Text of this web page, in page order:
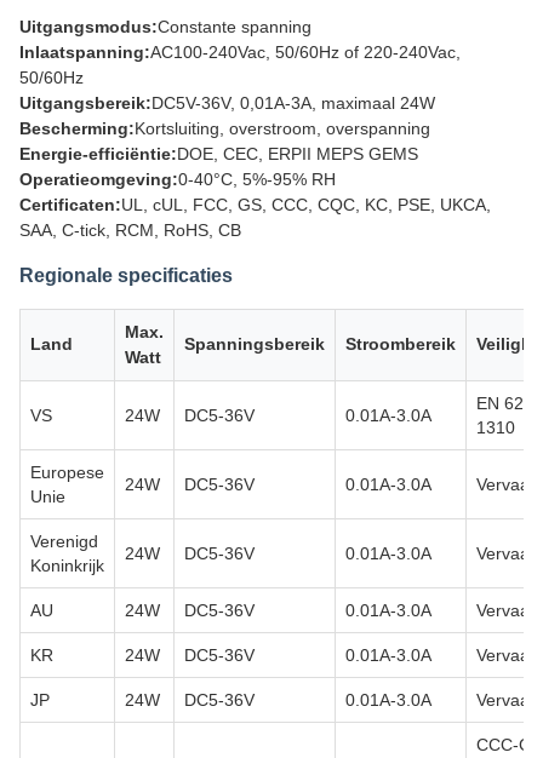
Uitgangsmodus:Constante spanning
Inlaatspanning:AC100-240Vac, 50/60Hz of 220-240Vac,
50/60Hz
Uitgangsbereik:DC5V-36V, 0,01A-3A, maximaal 24W
Bescherming:Kortsluiting, overstroom, overspanning
Energie-efficiëntie:DOE, CEC, ERPII MEPS GEMS
Operatieomgeving:0-40°C, 5%-95% RH
Certificaten:UL, cUL, FCC, GS, CCC, CQC, KC, PSE, UKCA,
SAA, C-tick, RCM, RoHS, CB
Regionale specificaties
Land
Max.
Watt
Spanningsbereik Stroombereik
VS 24W DC5-36V 0.01A-3.0A
EN
1310
Europese
Unie
24W DC5-36V 0.01A-3.0A
Verenigd
Koninkrijk
24W DC5-36V 0.01A-3.0A
AU 24W DC5-36V 0.01A-3.0A
KR 24W DC5-36V 0.01A-3.0A
JP 24W DC5-36V 0.01A-3.0A
CCC-